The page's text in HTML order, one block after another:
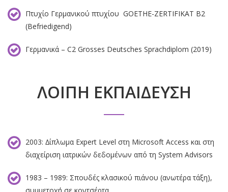
Πτυχίο Γερμανικού πτυχίου GOETHE-ZERTIFIKAT Β2
(Befriedigend)
Γερμανικά – C2 Grosses Deutsches Sprachdiplom (2019)
ΛΟΙΠΗ ΕΚΠΑΙ∆ΕΥΣΗ
2003: ∆ίπλωµα Expert Level στη Microsoft Access και στη
διαχείριση ιατρικών δεδοµένων από τη System Advisors
1983 – 1989: Σπουδές κλασικού πιάνου (ανωτέρα τάξη),
συµµετοχή σε κοντσέρτα